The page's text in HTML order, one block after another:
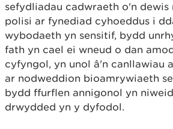
sefydliadau cadwraeth o'n dewis
polisi ar fynediad cyhoeddus i
wybodaeth yn sensitif, bydd
fath yn cael ei wneud o dan
cyfyngol, yn unol â'n canllawiau
ar nodweddion bioamrywiaeth
bydd ffurflen annigonol yn
drwydded yn y dyfodol.